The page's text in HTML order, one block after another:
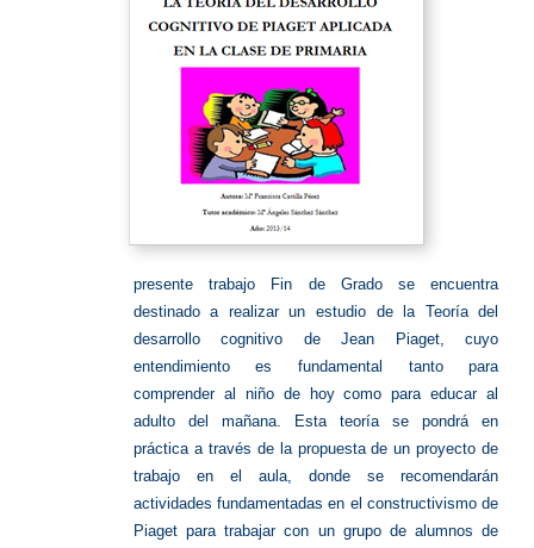
presente trabajo Fin de Grado se encuentra
destinado a realizar un estudio de la Teoría del
desarrollo cognitivo de Jean Piaget, cuyo
entendimiento es fundamental tanto para
comprender al niño de hoy como para educar al
adulto del mañana.
Esta teoría se pondrá en
práctica a través de la propuesta de un proyecto de
trabajo en el aula, donde se recomendarán
actividades fundamentadas en el constructivismo de
Piaget para trabajar con un grupo de alumnos de